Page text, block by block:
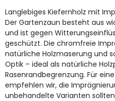
Langlebiges Kiefernholz mit
Der Gartenzaun besteht aus
und ist gegen
geschützt. Die chromfreie
natürliche Holzmaserung und
Optik – ideal als natürliche
Rasenrandbegrenzung. Für
empfehlen wir, die
unbehandelte Varianten